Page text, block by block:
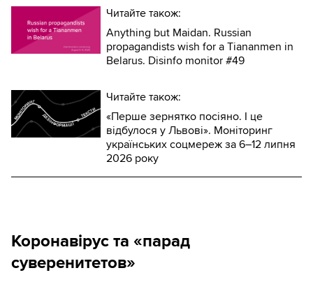
Читайте також:
Anything but Maidan. Russian
propagandists wish for a Tiananmen in
Belarus. Disinfo monitor #49
Читайте також:
«Перше зернятко посіяно. І це
відбулося у Львові». Моніторинг
українських соцмереж за 6–12 липня
2026 року
Коронавірус та «парад
суверенитетов»